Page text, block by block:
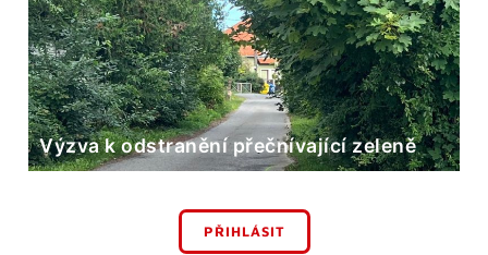
Výzva k odstranění přečnívající zeleně
PŘIHLÁSIT